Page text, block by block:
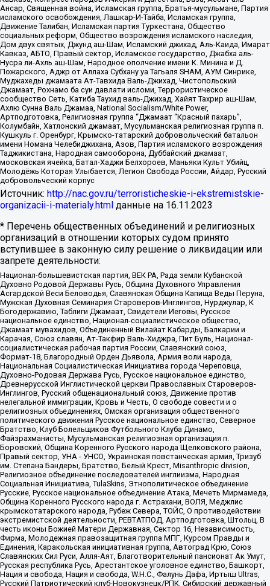
Ансар, Священная война, Исламская группа, Братья-мусульмане, Партия
исламского освобождения, Лашкар-И-Тайба, Исламская группа,
Движение Талибан, Исламская партия Туркестана, Общество
социальных реформ, Общество возрождения исламского наследия,
Дом двух святых, Джунд аш-Шам, Исламский джихад, Аль-Каида, Имарат
Кавказ, АБТО, Правый сектор, Исламское государство, Джабха аль-
Нусра ли-Ахль аш-Шам, Народное ополчение имени К. Минина и Д.
Пожарского, Аджр от Аллаха Субхану уа Тагьаля SHAM, АУМ Синрике,
Муджахеды джамаата Ат-Тавхида Валь-Джихад, Чистопольский
Джамаат, Рохнамо ба суи давлати исломи, Террористическое
сообщество Сеть, Катиба Таухид валь-Джихад, Хайят Тахрир аш-Шам,
Ахлю Сунна Валь Джамаа, National Socialism/White Power,
Артподготовка, Религиозная группа “Джамаат “Красный пахарь”,
Колумбайн, Хатлонский джамаат, Мусульманская религиозная группа п.
Кушкуль г. Оренбург, Крымско-татарский добровольческий батальон
имени Номана Челебиджихана, Азов, Партия исламского возрождения
Таджикистана, Народная самооборона, Дуббайский джамаат,
московская ячейка, Батал-Хаджи Белхороев, Маньяки Культ Убийц,
Молодёжь Которая Улыбается, Легион Свобода России, Айдар, Русский
добровольческий корпус
Источник: http://nac.gov.ru/terroristicheskie-i-ekstremistskie-
organizacii-i-materialy.html данные на 16.11.2023
* Перечень общественных объединений и религиозных
организаций в отношении которых судом принято
вступившее в законную силу решение о ликвидации или
запрете деятельности:
Национал-большевистская партия, ВЕК РА, Рада земли Кубанской
Духовно Родовой Державы Русь, Община Духовного Управления
Асгардской Веси Беловодья, Славянская Община Капища Веды Перуна,
Мужская Духовная Семинария Староверов-Инглингов, Нурджулар, К
Богодержавию, Таблиги Джамаат, Свидетели Иеговы, Русское
национальное единство, Национал-социалистическое общество,
Джамаат мувахидов, Объединенный Вилайат Кабарды, Балкарии и
Карачая, Союз славян, Ат-Такфир Валь-Хиджра, Пит Буль, Национал-
социалистическая рабочая партия России, Славянский союз,
Формат-18, Благородный Орден Дьявола, Армия воли народа,
Национальная Социалистическая Инициатива города Череповца,
Духовно-Родовая Держава Русь, Русское национальное единство,
Древнерусской Инглистической церкви Православных Староверов-
Инглингов, Русский общенациональный союз, Движение против
нелегальной иммиграции, Кровь и Честь, О свободе совести и о
религиозных объединениях, Омская организация общественного
политического движения Русское национальное единство, Северное
Братство, Клуб Болельщиков Футбольного Клуба Динамо,
Файзрахманисты, Мусульманская религиозная организация п.
Боровский, Община Коренного Русского народа Щелковского района,
Правый сектор, УНА - УНСО, Украинская повстанческая армия, Тризуб
им. Степана Бандеры, Братство, Белый Крест, Misanthropic division,
Религиозное объединение последователей инглиизма, Народная
Социальная Инициатива, TulaSkins, Этнополитическое объединение
Русские, Русское национальное объединение Атака, Мечеть Мирмамеда,
Община Коренного Русского народа г. Астрахани, ВОЛЯ, Меджлис
крымскотатарского народа, Рубеж Севера, ТОЙС, О противодействии
экстремистской деятельности, РЕВТАТПОД, Артподготовка, Штольц, В
честь иконы Божией Матери Державная, Сектор 16, Независимость,
Фирма, Молодежная правозащитная группа МПГ, Курсом Правды и
Единения, Каракольская инициативная группа, Автоград Крю, Союз
Славянских Сил Руси, Алля-Аят, Благотворительный пансионат Ак Умут,
Русская республика Русь, Арестантское уголовное единство, Башкорт,
Нация и свобода, Нация и свобода, W.H.С., Фалунь Дафа, Иртыш Ultras,
Русский Патриотический клуб-Новокузнецк/РПК, Сибирский державный